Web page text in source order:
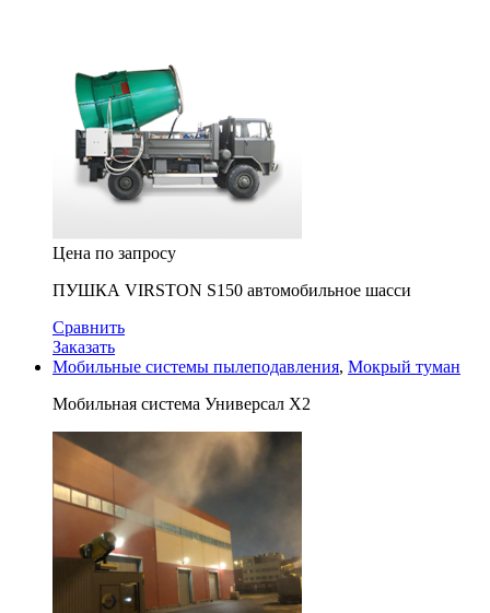
Цена по запросу
ПУШКА VIRSTON S150 автомобильное шасси
Сравнить
Заказать
Мобильные системы пылеподавления, Мокрый туман
Мобильная система Универсал X2